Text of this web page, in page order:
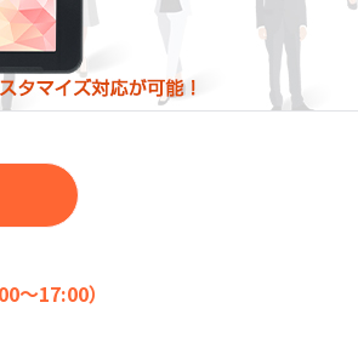
～17:00）